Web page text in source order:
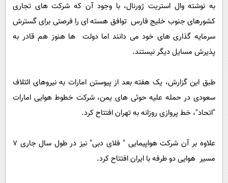
به نوشته وال استریت ژورنال، با وجود آن که شرکت های تجاری
کشورهای جنوب خلیج فارس توافق هسته ای را فرصتی برای گسترش
سرمایه گذاری های خود می دانند اما دولت ها هنوز هم قادر به
پذیرش مسایل دیگر نیستند.
طبق این گزارش، یک هفته بعد از پیوستن امارات به نیروهای ائتلاف
سعودی در حمله علیه حوثی های یمن، شرکت خطوط هوایی امارات
"اتحاد"، خط پروازی روزانه به تهران افتتاح کرد.
علاوه بر آن شرکت هواپیمایی " فلای دبی" نیز در طول سال جاری 7
مسیر هوایی دو طرفه با ایران افتتاح کرد.